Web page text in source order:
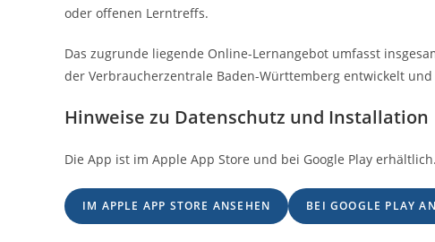
oder offenen Lerntreffs.
Das zugrunde liegende Online-Lernangebot umfasst
der Verbraucherzentrale Baden-Württemberg entwickelt
Hinweise zu Datenschutz und Installation
Die App ist im Apple App Store und bei Google Play erhältlich.
IM APPLE APP STORE ANSEHEN BEI GOOGLE PLAY